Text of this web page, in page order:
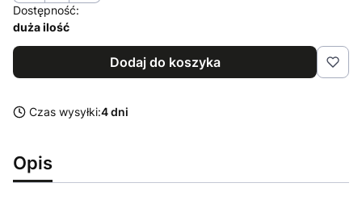
Dostępność:
duża ilość
Dodaj do koszyka
Czas wysyłki:4 dni
Opis